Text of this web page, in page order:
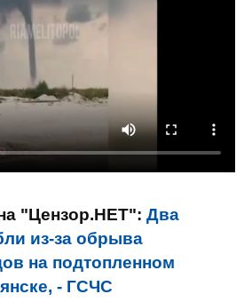
"Цензор.НЕТ": Два
из-за обрыва
на подтопленном
- ГСЧС